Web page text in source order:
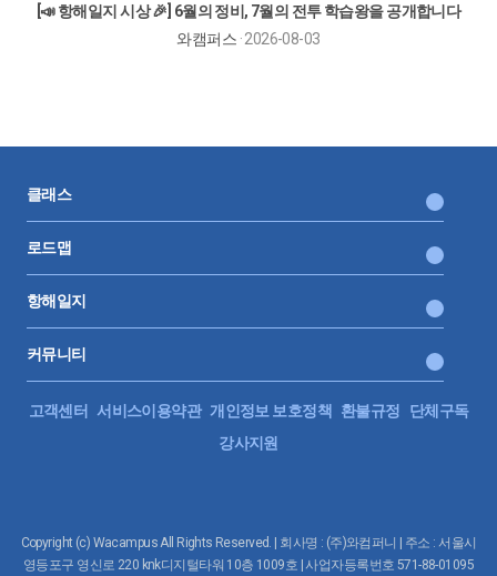
[📣 항해일지 시상 🎉] 6월의 정비, 7월의 전투 학습왕을 공개합니다
와캠퍼스 · 2026-08-03
클래스
로드맵
항해일지
커뮤니티
고객센터 서비스이용약관 개인정보 보호정책 환불규정
단체구독
강사지원
Copyright (c) Wacampus All Rights Reserved. | 회사명 : (주)와컴퍼니 | 주소 : 서울시
영등포구 영신로 220 knk디지털타워 10층 1009호 | 사업자등록번호 571-88-01095